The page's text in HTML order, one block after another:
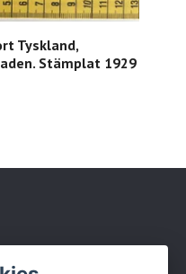
Tyskland,
Stämplat 1929